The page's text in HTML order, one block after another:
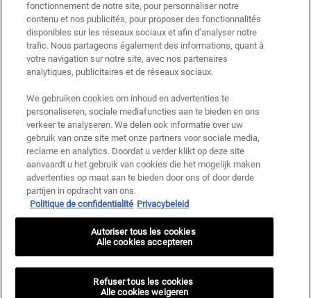
fonctionnement de notre site, pour personnaliser notre
contenu et nos publicités, pour proposer des fonctionnalités
disponibles sur les réseaux sociaux et afin d’analyser notre
trafic. Nous partageons également des informations, quant à
votre navigation sur notre site, avec nos partenaires
analytiques, publicitaires et de réseaux sociaux.
We gebruiken cookies om inhoud en advertenties te
personaliseren, sociale mediafuncties aan te bieden en ons
verkeer te analyseren. We delen ook informatie over uw
gebruik van onze site met onze partners voor sociale media,
reclame en analytics. Doordat u verder klikt op deze site
aanvaardt u het gebruik van cookies die het mogelijk maken
advertenties op maat aan te bieden door ons of door derde
partijen in opdracht van ons.
Politique de confidentialité Privacybeleid
Refuser tous les cookies
Alle cookies weigeren
Autoriser tous les cookies
Alle cookies accepteren